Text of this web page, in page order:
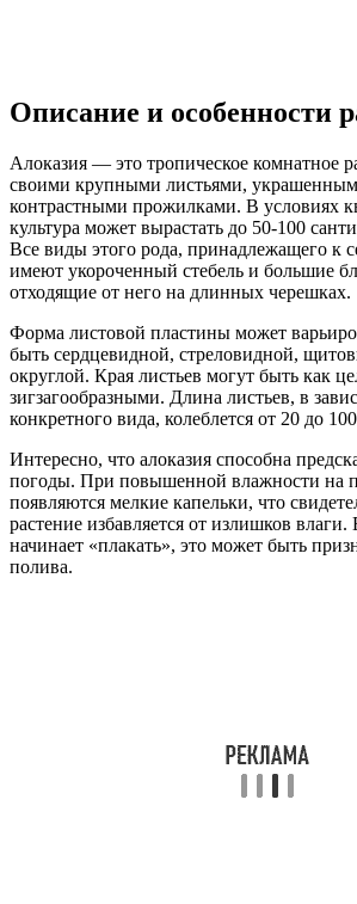
Описание и особенности
Алоказия — это тропическое комнатное
своими крупными листьями,
контрастными прожилками. В условиях
культура может вырастать до 50-100
Все виды этого рода, принадлежащего к
имеют укороченный стебель и большие
отходящие от него на длинных черешках.
Форма листовой пластины может
быть сердцевидной, стреловидной,
округлой. Края листьев могут быть как
зигзагообразными. Длина листьев, в
конкретного вида, колеблется от 20 до
Интересно, что алоказия способна
погоды. При повышенной влажности на
появляются мелкие капельки, что
растение избавляется от излишков влаги.
начинает «плакать», это может быть
полива.